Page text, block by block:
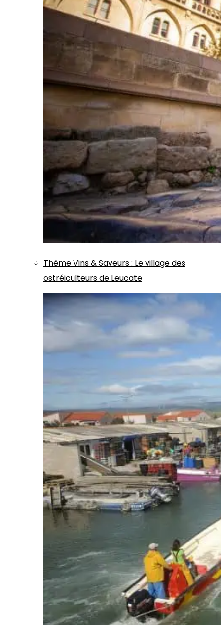
ThèmeVins & Saveurs: Le village des
ostréiculteurs de Leucate